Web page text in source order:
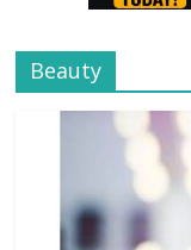
Beauty